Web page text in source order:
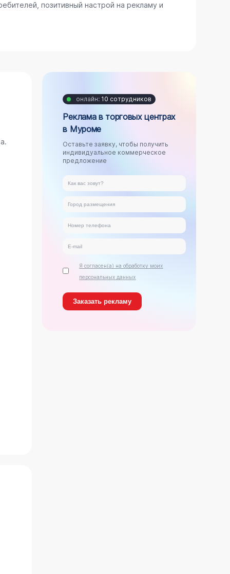
позитивный настрой на рекламу и
онлайн: 10 сотрудников
Реклама в торговых центрах
в Муроме
Оставьте заявку, чтобы получить
индивидуальное коммерческое
предложение
Я согласен(а) на обработку моих
персональных данных